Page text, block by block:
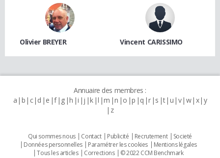
Olivier BREYER Vincent CARISSIMO
Annuaire des membres :
a b c d e f g h i j k l m n o p q r s t u v w x y
z
Qui sommes nous Contact Publicité Recrutement
Societé
Données personnelles
Paramétrer les cookies
Mentions légales
Tous les articles
Corrections © 2022 CCM Benchmark